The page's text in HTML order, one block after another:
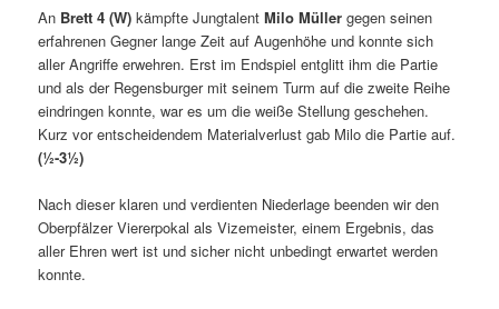
An Brett 4 (W) kämpfte JungtalentMilo Müller gegen seinen
erfahrenen Gegner lange Zeit auf Augenhöhe und konnte sich
aller Angriffe erwehren. Erst im Endspiel entglitt ihm die Partie
und als der Regensburger mit seinem Turm auf die zweite Reihe
eindringen konnte, war es um die weiße Stellung geschehen.
Kurz vor entscheidendem Materialverlust gab Milo die Partie auf.
(½-3½)
Nach dieser klaren und verdienten Niederlage beenden wir den
Oberpfälzer Viererpokal als Vizemeister, einem Ergebnis, das
aller Ehren wert ist und sicher nicht unbedingt erwartet werden
konnte.